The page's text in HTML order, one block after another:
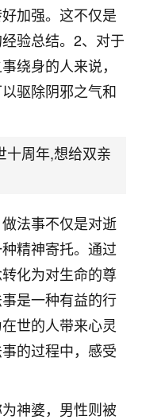
加强。这不仅是
验总结。2、对于
绕身的人来说，
驱除阴邪之气和
十周年,想给双亲
法事不仅是对逝
精神寄托。通过
化为对生命的尊
是一种有益的行
世的人带来心灵
的过程中，感受
神婆，男性则被
18
，一说她就要死要活
友给我推荐的慧来老
半年来，法事一个个
不期望她能考多好的
了，身体心理都健健
16
，但同时竞争的我们
心理，没想到老师看
照老师建议，做了化
的人事调整，拖到年
一上班，开会提拔升
主要是底薪加了
恩感谢！🙏🏻